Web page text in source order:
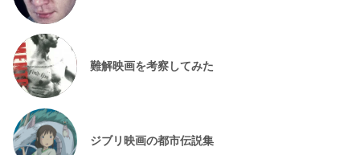
難解映画を考察してみた
ジブリ映画の都市伝説集